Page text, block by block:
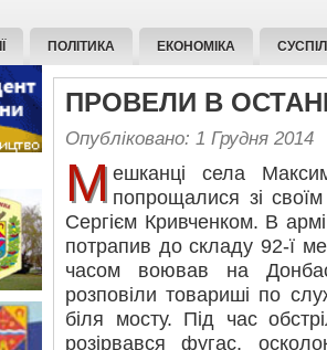
ПОЛІТИКА ЕКОНОМІКА
ПРОВЕЛИ В
Опубліковано: 1 Грудня 2014
М ешканці села
попрощалися зі
Сергієм Кривченком. В
потрапив до складу 92-ї
часом воював на
розповіли товариші по
біля мосту. Під час
розірвався фугас,